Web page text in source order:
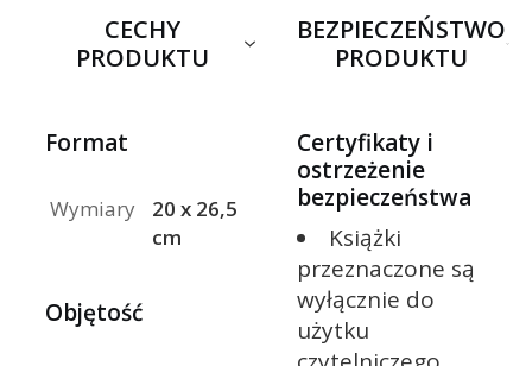
CECHY
PRODUKTU
Format
Wymiary
20 x 26,5
cm
Objętość
BEZPIECZEŃSTWO
PRODUKTU
Certyfikaty i
ostrzeżenie
bezpieczeństwa
Książki
przeznaczone są
wyłącznie do
użytku